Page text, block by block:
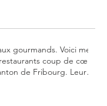
gourmands. Voici mes
coup de cœur
de Fribourg. Leurs